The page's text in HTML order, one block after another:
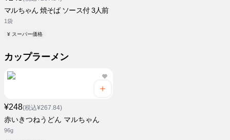
マルちゃん 焼そば ソース付 3人前
1袋
¥ スーパー価格
カップラーメン
¥248(税込¥267.84)
赤いきつねうどん マルちゃん
96g